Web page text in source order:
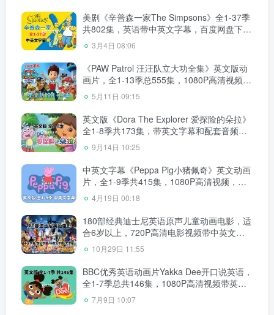
美剧《辛普森一家The Simpsons》全1-37季
共802集，英语带中英文字幕，百度网盘下
载！
3月4日 08:06
《PAW Patrol 汪汪队立大功全集》英文版动
画片，全1-13季总555集，1080P高清视频带
英文字幕，带配套音频MP3，百度网盘下
载！
5月11日 09:15
英文版《Dora The Explorer 爱探险的朵拉》
全1-8季共173集，带英文字幕和配套音频
MP3，百度网盘下载！
9月14日 10:25
中英文字幕《Peppa Pig小猪佩奇》英文动画
片，全1-9季共415集，1080P高清视频，带
配套音频MP3，百度网盘下载！
4月19日 00:18
180部经典迪士尼英语原声儿童动画电影，适
合6岁以上，720P高清电影视频带中英文字
幕，百度网盘下载！
10月29日 11:55
BBC优秀英语动画片Yakka Dee开口说英语，
全1-7季总共146集，1080P高清视频带英文
字幕，百度网盘下载！
7月9日 10:07